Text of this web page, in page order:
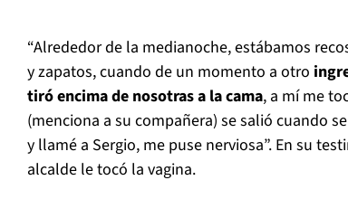
“Alrededor de la medianoche, estábamos
y zapatos, cuando de un momento a otro
tiró encima de nosotras a la cama, a mí me
(menciona a su compañera) se salió cuando
y llamé a Sergio, me puse nerviosa”. En su
alcalde le tocó la vagina.